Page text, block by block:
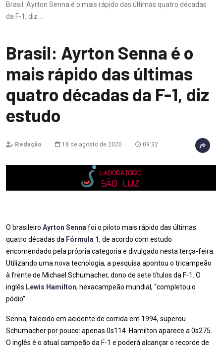
Brasil: Ayrton Senna é o mais rápido das últimas quatro décadas
da F-1, diz ...
Brasil: Ayrton Senna é o
mais rápido das últimas
quatro décadas da F-1, diz
estudo
Redação 18 de agosto de 2020 09:32
O brasileiro Ayrton Senna foi o piloto mais rápido das últimas
quatro décadas da Fórmula 1, de acordo com estudo
encomendado pela própria categoria e divulgado nesta terça-feira.
Utilizando uma nova tecnologia, a pesquisa apontou o tricampeão
à frente de Michael Schumacher, dono de sete títulos da F-1. O
inglês Lewis Hamilton, hexacampeão mundial, “completou o
pódio”.
Senna, falecido em acidente de corrida em 1994, superou
Schumacher por pouco: apenas 0s114. Hamilton aparece a 0s275.
O inglês é o atual campeão da F-1 e poderá alcançar o recorde de